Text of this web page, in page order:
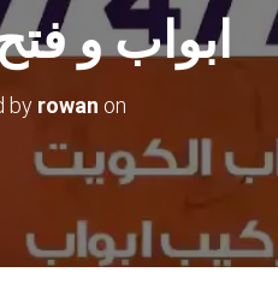
ابواب و
by rowan on